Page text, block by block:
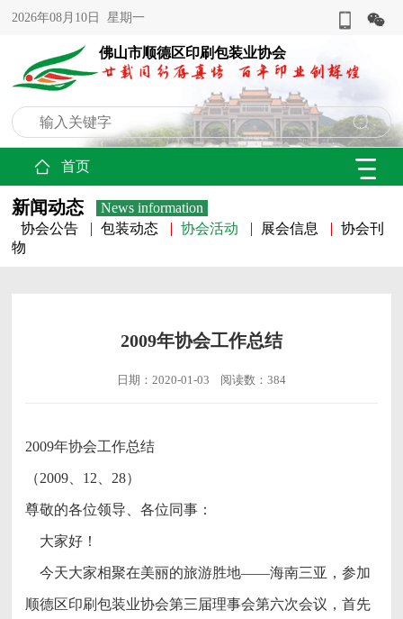
2026年08月10日 星期一
佛山市顺德区印刷包装业协会
首页
新闻动态
News information
协会公告
包装动态 协会活动 展会信息
协会刊
物
2009年协会工作总结
日期：2020-01-03 阅读数：384
2009年协会工作总结
（2009、12、28）
尊敬的各位领导、各位同事：
大家好！
今天大家相聚在美丽的旅游胜地——海南三亚，参加
顺德区印刷包装业协会第三届理事会第六次会议，首先